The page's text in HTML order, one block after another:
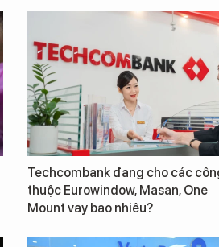
Techcombank đang cho các
thuộc Eurowindow, Masan, One
Mount vay bao nhiêu?